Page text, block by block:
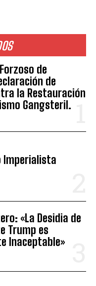
de
de
la Restauración
Gangsteril.
Imperialista
«La Desidia de
Trump es
Inaceptable»